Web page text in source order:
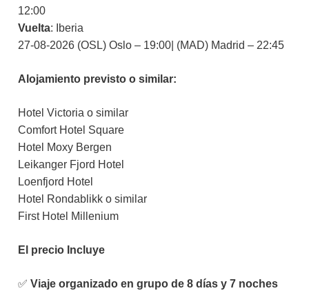
12:00
Vuelta: Iberia
27-08-2026 (OSL) Oslo – 19:00| (MAD) Madrid – 22:45
Alojamiento previsto o similar:
Hotel Victoria o similar
Comfort Hotel Square
Hotel Moxy Bergen
Leikanger Fjord Hotel
Loenfjord Hotel
Hotel Rondablikk o similar
First Hotel Millenium
El precio Incluye
✅ Viaje organizado en grupo de 8 días y 7 noches